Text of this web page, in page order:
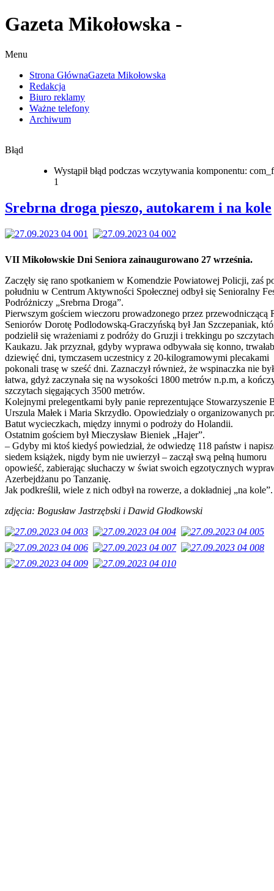
Gazeta Mikołowska -
Menu
Strona GłównaGazeta Mikołowska
Redakcja
Biuro reklamy
Ważne telefony
Archiwum
Błąd
Wystąpił błąd podczas wczytywania komponentu:
1
Srebrna droga pieszo, autokarem i na kole
VII Mikołowskie Dni Seniora zainaugurowano 27 września.
Zaczęły się rano spotkaniem w Komendzie Powiatowej Policji, zaś
południu w Centrum Aktywności Społecznej odbył się Senioralny
Podróżniczy „Srebrna Droga”.
Pierwszym gościem wieczoru prowadzonego przez przewodniczącą
Seniorów Dorotę Podlodowską-Graczyńską był Jan Szczepaniak,
podzielił się wrażeniami z podróży do Gruzji i trekkingu po szczytach
Kaukazu. Jak przyznał, gdyby wyprawa odbywała się konno,
dziewięć dni, tymczasem uczestnicy z 20-kilogramowymi plecakami
pokonali trasę w sześć dni. Zaznaczył również, że wspinaczka nie
łatwa, gdyż zaczynała się na wysokości 1800 metrów n.p.m, a
szczytach sięgających 3500 metrów.
Kolejnymi prelegentkami były panie reprezentujące Stowarzyszenie
Urszula Małek i Maria Skrzydło. Opowiedziały o organizowanych
Batut wycieczkach, między innymi o podroży do Holandii.
Ostatnim gościem był Mieczysław Bieniek „Hajer”.
– Gdyby mi ktoś kiedyś powiedział, że odwiedzę 118 państw i
siedem książek, nigdy bym nie uwierzył – zaczął swą pełną humoru
opowieść, zabierając słuchaczy w świat swoich egzotycznych
Azerbejdżanu po Tanzanię.
Jak podkreślił, wiele z nich odbył na rowerze, a dokładniej „na
zdjęcia: Bogusław Jastrzębski i Dawid Głodkowski